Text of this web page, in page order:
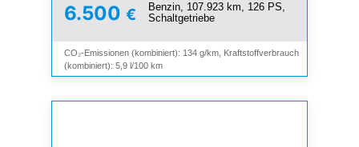
6.500 €
Benzin, 107.923 km, 126 PS,
Schaltgetriebe
CO₂-Emissionen (kombiniert): 134 g/km, Kraftstoffverbrauch
(kombiniert): 5,9 l/100 km